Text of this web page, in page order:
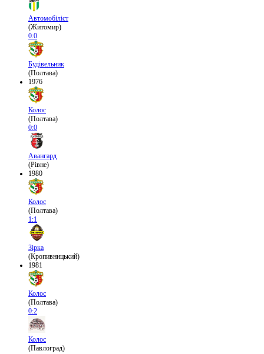
Автомобіліст
(Житомир)
0:0
Будівельник
(Полтава)
1976
Колос
(Полтава)
0:0
Авангард
(Рівне)
1980
Колос
(Полтава)
1:1
Зірка
(Кропивницький)
1981
Колос
(Полтава)
0:2
Колос
(Павлоград)